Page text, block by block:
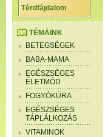
Térdfájdalom
TÉMÁINK
BETEGSÉGEK
BABA-MAMA
EGÉSZSÉGES
ÉLETMÓD
FOGYÓKÚRA
EGÉSZSÉGES
TÁPLÁLKOZÁS
VITAMINOK